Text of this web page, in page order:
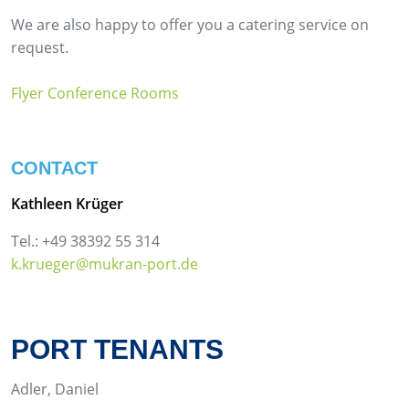
We are also happy to offer you a catering service on
request.
Flyer Conference Rooms
CONTACT
Kathleen Krüger
Tel.: +49 38392 55 314
k.krueger@mukran-port.de
PORT TENANTS
Adler, Daniel